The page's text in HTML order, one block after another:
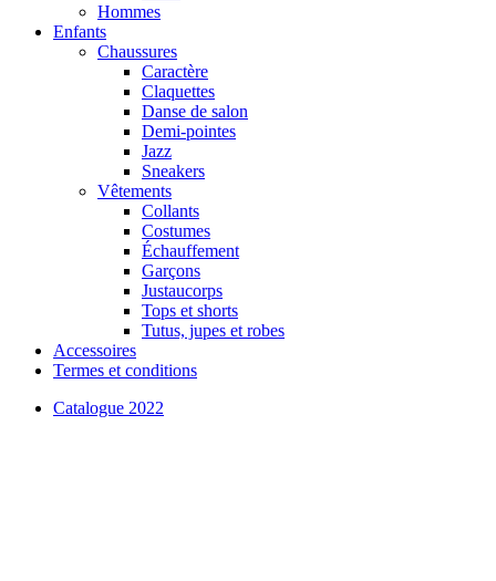
Hommes
Enfants
Chaussures
Caractère
Claquettes
Danse de salon
Demi-pointes
Jazz
Sneakers
Vêtements
Collants
Costumes
Échauffement
Garçons
Justaucorps
Tops et shorts
Tutus, jupes et robes
Accessoires
Termes et conditions
Catalogue 2022